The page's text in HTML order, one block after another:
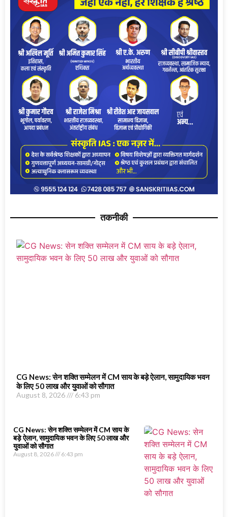
तकनीकी
CG News: सेन शक्ति सम्मेलन में CM साय के बड़े ऐलान, सामुदायिक भवन
के लिए 50 लाख और युवाओं को सौगात
August 8, 2026 6:43 pm
CG News: सेन शक्ति सम्मेलन में CM साय के
बड़े ऐलान, सामुदायिक भवन के लिए 50 लाख और
युवाओं को सौगात
August 8, 2026 6:43 pm